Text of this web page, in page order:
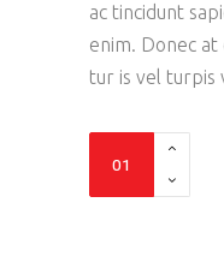
ac tincidunt
enim. Donec
tur is vel turpis
INTERCEPTOR